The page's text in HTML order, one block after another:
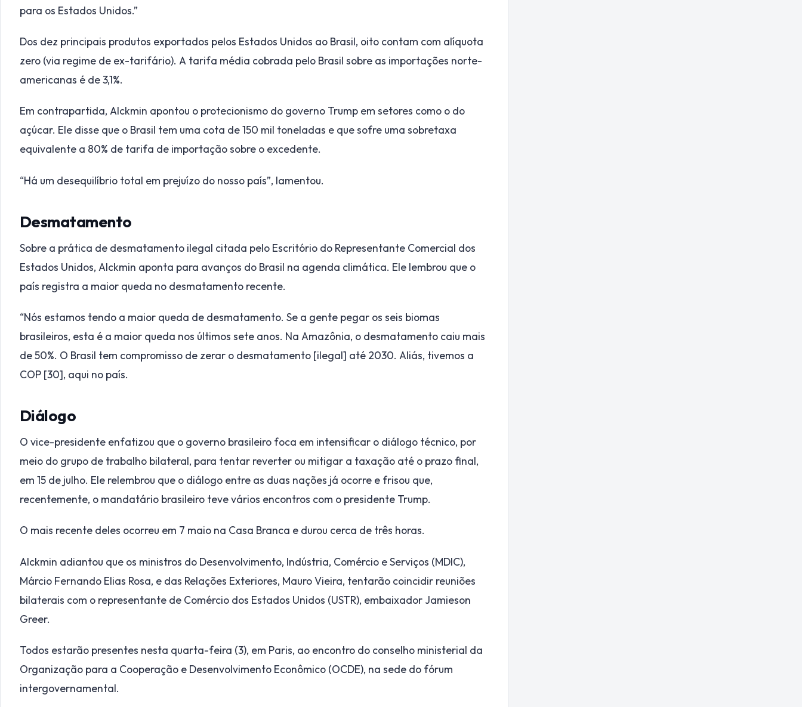
para os Estados Unidos.”
Dos dez principais produtos exportados pelos Estados Unidos ao Brasil, oito contam com alíquota
zero (via regime de ex-tarifário). A tarifa média cobrada pelo Brasil sobre as importações norte-
americanas é de 3,1%.
Em contrapartida, Alckmin apontou o protecionismo do governo Trump em setores como o do
açúcar. Ele disse que o Brasil tem uma cota de 150 mil toneladas e que sofre uma sobretaxa
equivalente a 80% de tarifa de importação sobre o excedente.
“Há um desequilíbrio total em prejuízo do nosso país”, lamentou.
Desmatamento
Sobre a prática de desmatamento ilegal citada pelo Escritório do Representante Comercial dos
Estados Unidos, Alckmin aponta para avanços do Brasil na agenda climática. Ele lembrou que o
país registra a maior queda no desmatamento recente.
“Nós estamos tendo a maior queda de desmatamento. Se a gente pegar os seis biomas
brasileiros, esta é a maior queda nos últimos sete anos. Na Amazônia, o desmatamento caiu mais
de 50%. O Brasil tem compromisso de zerar o desmatamento [ilegal] até 2030. Aliás, tivemos a
COP [30], aqui no país.
Diálogo
O vice-presidente enfatizou que o governo brasileiro foca em intensificar o diálogo técnico, por
meio do grupo de trabalho bilateral, para tentar reverter ou mitigar a taxação até o prazo final,
em 15 de julho. Ele relembrou que o diálogo entre as duas nações já ocorre e frisou que,
recentemente, o mandatário brasileiro teve vários encontros com o presidente Trump.
O mais recente deles ocorreu em 7 maio na Casa Branca e durou cerca de três horas.
Alckmin adiantou que os ministros do Desenvolvimento, Indústria, Comércio e Serviços (MDIC),
Márcio Fernando Elias Rosa, e das Relações Exteriores, Mauro Vieira, tentarão coincidir reuniões
bilaterais com o representante de Comércio dos Estados Unidos (USTR), embaixador Jamieson
Greer.
Todos estarão presentes nesta quarta-feira (3), em Paris, ao encontro do conselho ministerial da
Organização para a Cooperação e Desenvolvimento Econômico (OCDE), na sede do fórum
intergovernamental.